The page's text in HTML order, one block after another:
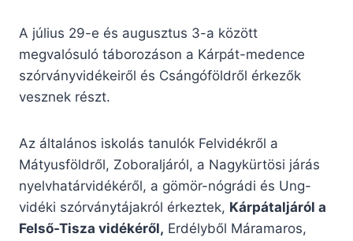
A július 29-e és augusztus 3-a között
megvalósuló táborozáson a Kárpát-medence
szórványvidékeiről és Csángóföldről érkezők
vesznek részt.
Az általános iskolás tanulók Felvidékről a
Mátyusföldről, Zoboraljáról, a Nagykürtösi járás
nyelvhatárvidékéről, a gömör-nógrádi és Ung-
vidéki szórványtájakról érkeztek, Kárpátaljáról a
Felső-Tisza vidékéről, Erdélyből Máramaros,